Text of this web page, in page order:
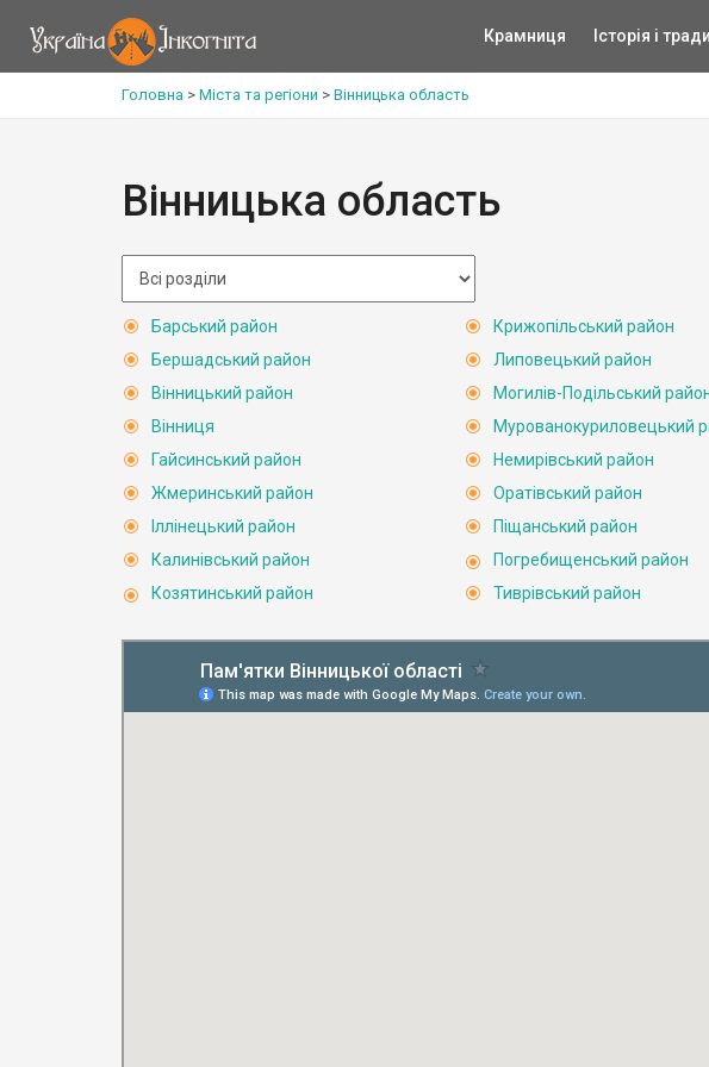
Крамниця Історія і
Головна > Міста та регіони > Вінницька область
Вінницька область
Барський район
Бершадський район
Вінницький район
Вінниця
Гайсинський район
Жмеринський район
Іллінецький район
Калинівський район
Козятинський район
Крижопільський район
Липовецький район
Могилів-Подільський
Мурованокуриловецький
Немирівський район
Оратівський район
Піщанський район
Погребищенський район
Тиврівський район